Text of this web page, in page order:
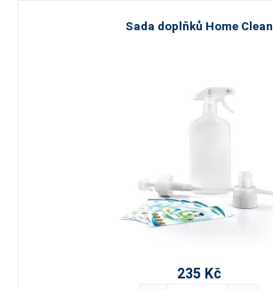
Sada doplňků Home Clean
235 Kč